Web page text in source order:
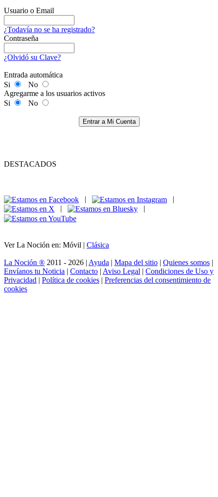
Usuario o Email
¿Todavía no se ha registrado?
Contraseña
¿Olvidó su Clave?
Entrada automática
Si
No
Agregarme a los usuarios activos
Si
No
Entrar a Mi Cuenta
DESTACADOS
|
|
|
|
Ver La Noción en: Móvil | Clásica
La Noción ® 2011 - 2026 | Ayuda | Mapa del sitio | Quienes somos |
Envíanos tu Noticia | Contacto | Aviso Legal | Condiciones de Uso y
Privacidad | Política de cookies | Preferencias del consentimiento de
cookies